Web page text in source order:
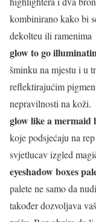
kombinirano kako bi
dekolteu ili ramenima
glow to go
šminku na mjestu i u
reflektirajućim
nepravilnosti na koži.
glow like a mermaid
koje podsjećaju na
svjetlucav izgled
eyeshadow boxes
palete ne samo da
također dozvoljava